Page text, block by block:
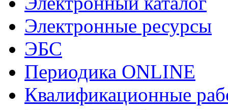
Электронные ресурсы
ЭБС
Периодика ONLINE
Квалификационные